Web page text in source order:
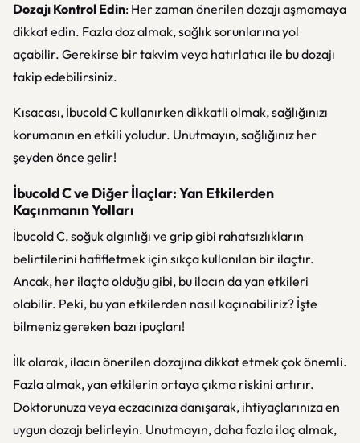
Dozajı Kontrol Edin: Her zaman önerilen dozajı aşmamaya
dikkat edin. Fazla doz almak, sağlık sorunlarına yol
açabilir. Gerekirse bir takvim veya hatırlatıcı ile bu dozajı
takip edebilirsiniz.
Kısacası, İbucold C kullanırken dikkatli olmak, sağlığınızı
korumanın en etkili yoludur. Unutmayın, sağlığınız her
şeyden önce gelir!
İbucold C ve Diğer İlaçlar: Yan Etkilerden
Kaçınmanın Yolları
İbucold C, soğuk algınlığı ve grip gibi rahatsızlıkların
belirtilerini hafifletmek için sıkça kullanılan bir ilaçtır.
Ancak, her ilaçta olduğu gibi, bu ilacın da yan etkileri
olabilir. Peki, bu yan etkilerden nasıl kaçınabiliriz? İşte
bilmeniz gereken bazı ipuçları!
İlk olarak, ilacın önerilen dozajına dikkat etmek çok önemli.
Fazla almak, yan etkilerin ortaya çıkma riskini artırır.
Doktorunuza veya eczacınıza danışarak, ihtiyaçlarınıza en
uygun dozajı belirleyin. Unutmayın, daha fazla ilaç almak,